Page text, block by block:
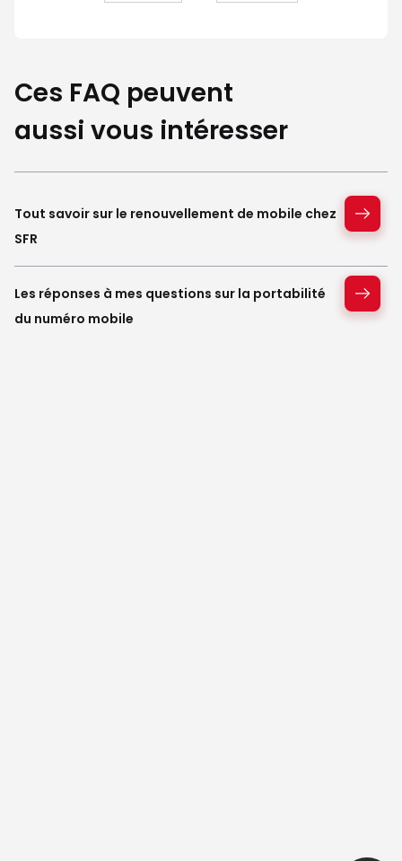
Ces FAQ peuvent
aussi vous intéresser
Tout savoir sur le renouvellement de mobile chez
SFR
Les réponses à mes questions sur la portabilité
du numéro mobile